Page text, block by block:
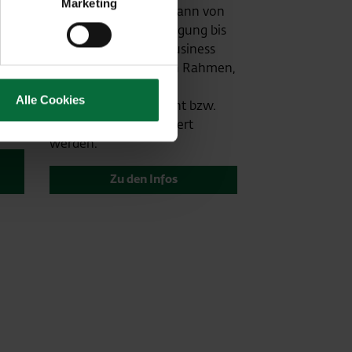
Marketing
Alle Cookies
die
Am Flughafen Wien kann von
der internationalen Tagung bis
hin zum exklusiven Business
Meeting im eleganten Rahmen,
Veranstaltungen, Event bzw.
Messe für Sie organisiert
werden.
Zu den Infos